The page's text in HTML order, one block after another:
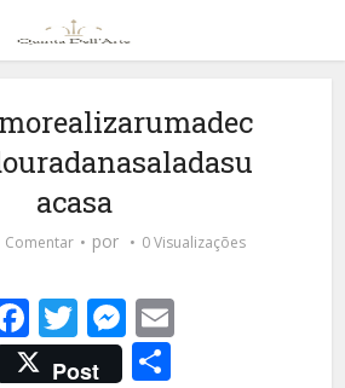
acasa
Comentar por 0 Visualizações
Facebook
TwitterMessenger
Post